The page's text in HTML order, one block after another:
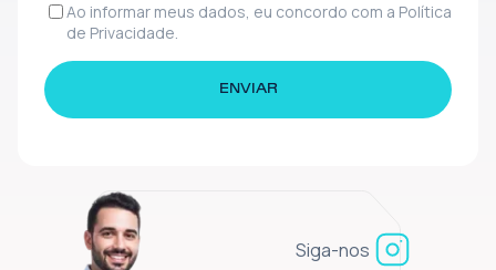
Ao informar meus dados, eu concordo com a Política
de Privacidade.
Siga-nos